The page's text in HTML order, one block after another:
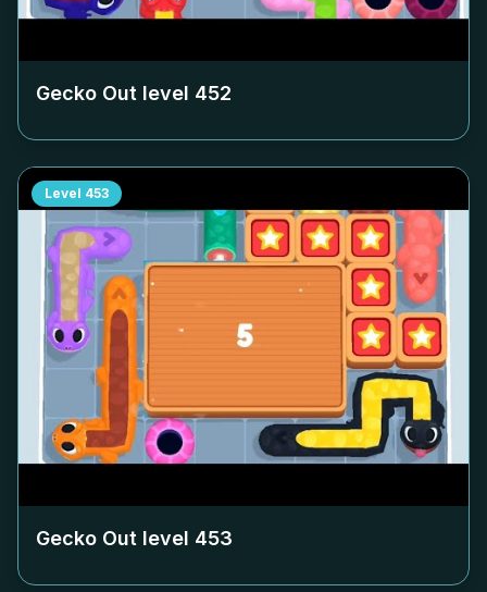
Gecko Out level 452
Level 453
Gecko Out level 453